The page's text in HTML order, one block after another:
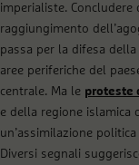
imperialiste.
raggiungimento
passa per la difesa
aree periferiche del
centrale. Ma le proteste
e della regione islamica
un’assimilazione
Diversi segnali